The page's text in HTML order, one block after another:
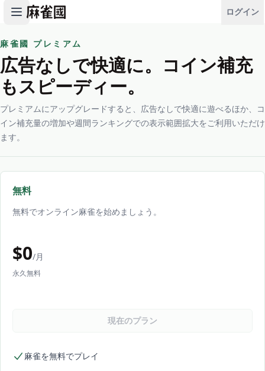
ログイン
麻雀國 プレミアム
広告なしで快適に。コイン補充
もスピーディー。
プレミアムにアップグレードすると、広告なしで快適に遊べるほか、コ
イン補充量の増加や週間ランキングでの表示範囲拡大をご利用いただけ
ます。
無料
無料でオンライン麻雀を始めましょう。
$0/月
永久無料
現在のプラン
麻雀を無料でプレイ